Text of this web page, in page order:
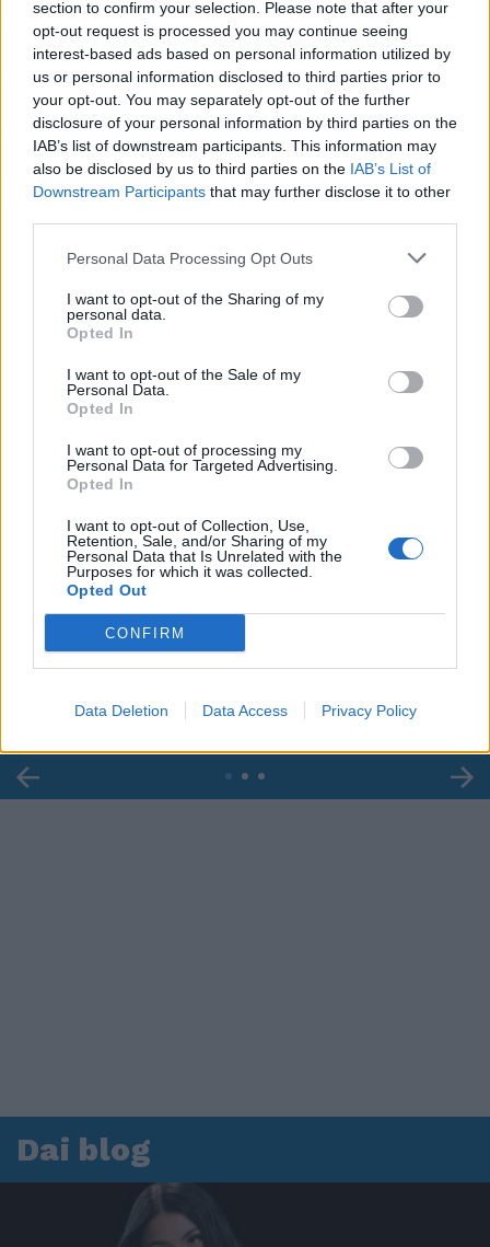
section to confirm your selection. Please note that after your
opt-out request is processed you may continue seeing
interest-based ads based on personal information utilized by
us or personal information disclosed to third parties prior to
your opt-out. You may separately opt-out of the further
disclosure of your personal information by third parties on the
IAB’s list of downstream participants. This information may
also be disclosed by us to third parties on the IAB’s List of
Downstream Participants that may further disclose it to other
Personal Data Processing Opt Outs
I want to opt-out of the Sharing of my
personal data.
Opted In
I want to opt-out of the Sale of my
Personal Data.
Opted In
I want to opt-out of processing my
Personal Data for Targeted Advertising.
Opted In
I want to opt-out of Collection, Use,
Retention, Sale, and/or Sharing of my
Personal Data that Is Unrelated with the
Purposes for which it was collected.
Opted Out
CONFIRM
Data Deletion Data Access Privacy Policy
00:00
Leonardo Maria Del Vecchio dall'ex compagna
Dai blog